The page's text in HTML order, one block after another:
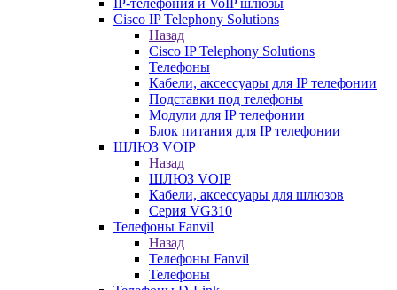
IP-телефония и VoIP шлюзы
Cisco IP Telephony Solutions
Назад
Cisco IP Telephony Solutions
Телефоны
Кабели, аксессуары для IP телефонии
Подставки под телефоны
Модули для IP телефонии
Блок питания для IP телефонии
ШЛЮЗ VOIP
Назад
ШЛЮЗ VOIP
Кабели, аксессуары для шлюзов
Серия VG310
Телефоны Fanvil
Назад
Телефоны Fanvil
Телефоны